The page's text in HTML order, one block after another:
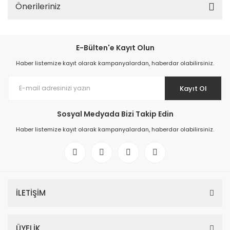
Önerileriniz
E-Bülten'e Kayıt Olun
Haber listemize kayıt olarak kampanyalardan, haberdar olabilirsiniz.
Kayıt Ol
Sosyal Medyada Bizi Takip Edin
Haber listemize kayıt olarak kampanyalardan, haberdar olabilirsiniz.
İLETİŞİM